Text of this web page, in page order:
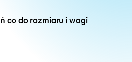
co do rozmiaru i wagi